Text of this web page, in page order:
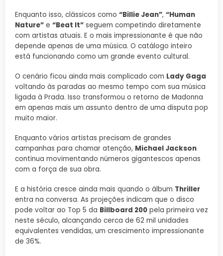
Enquanto isso, clássicos como “Billie Jean”, “Human
Nature” e “Beat It” seguem competindo diretamente
com artistas atuais. E o mais impressionante é que não
depende apenas de uma música. O catálogo inteiro
está funcionando como um grande evento cultural.
O cenário ficou ainda mais complicado com Lady Gaga
voltando às paradas ao mesmo tempo com sua música
ligada à Prada. Isso transformou o retorno de Madonna
em apenas mais um assunto dentro de uma disputa pop
muito maior.
Enquanto vários artistas precisam de grandes
campanhas para chamar atenção, Michael Jackson
continua movimentando números gigantescos apenas
com a força de sua obra.
E a história cresce ainda mais quando o álbum Thriller
entra na conversa. As projeções indicam que o disco
pode voltar ao Top 5 da Billboard 200 pela primeira vez
neste século, alcançando cerca de 62 mil unidades
equivalentes vendidas, um crescimento impressionante
de 36%.